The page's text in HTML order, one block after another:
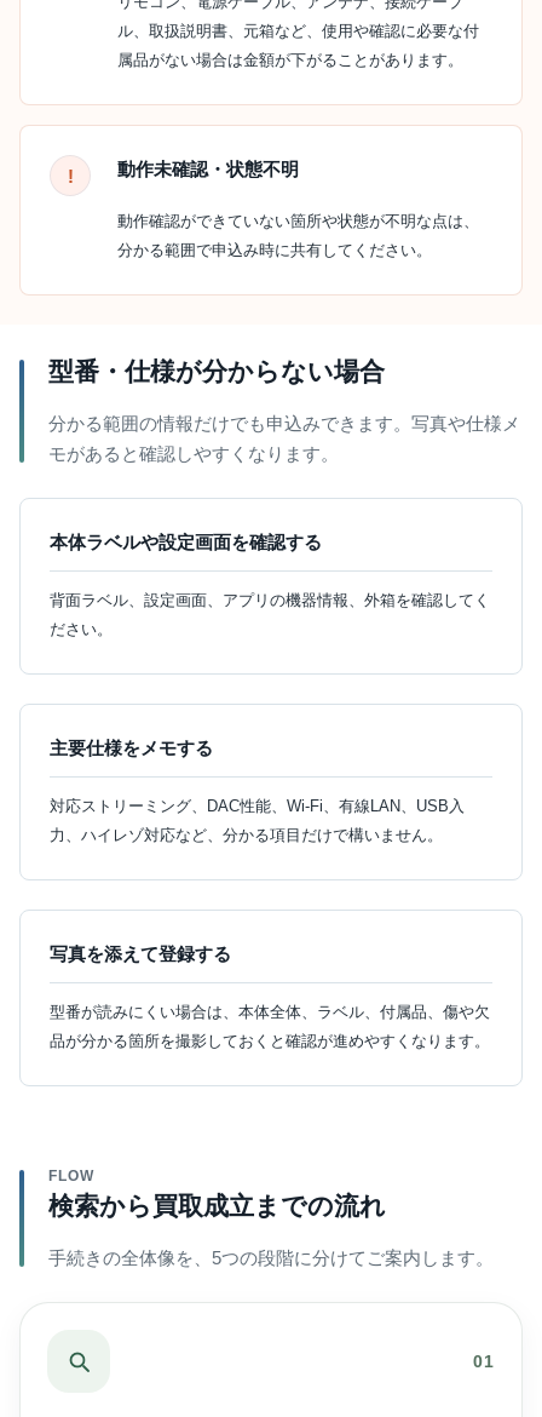
ル、取扱説明書、元箱など、使用や確認に必要な付
属品がない場合は金額が下がることがあります。
動作未確認・状態不明
動作確認ができていない箇所や状態が不明な点は、
分かる範囲で申込み時に共有してください。
型番・仕様が分からない場合
分かる範囲の情報だけでも申込みできます。写真や仕様メ
モがあると確認しやすくなります。
本体ラベルや設定画面を確認する
背面ラベル、設定画面、アプリの機器情報、外箱を確認してく
ださい。
主要仕様をメモする
対応ストリーミング、DAC性能、Wi-Fi、有線LAN、USB入
力、ハイレゾ対応など、分かる項目だけで構いません。
写真を添えて登録する
型番が読みにくい場合は、本体全体、ラベル、付属品、傷や欠
品が分かる箇所を撮影しておくと確認が進めやすくなります。
FLOW
検索から買取成立までの流れ
手続きの全体像を、5つの段階に分けてご案内します。
01